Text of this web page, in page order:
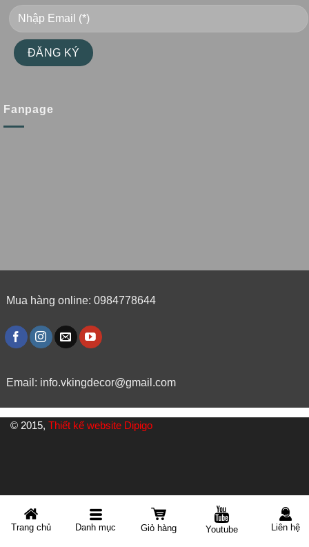
Fanpage
Mua hàng online: 0984778644
Email: info.vkingdecor@gmail.com
Trang chủ Danh mục Giỏ hàng Youtube Liên hệ
© 2015, Thiết kế website Dipigo